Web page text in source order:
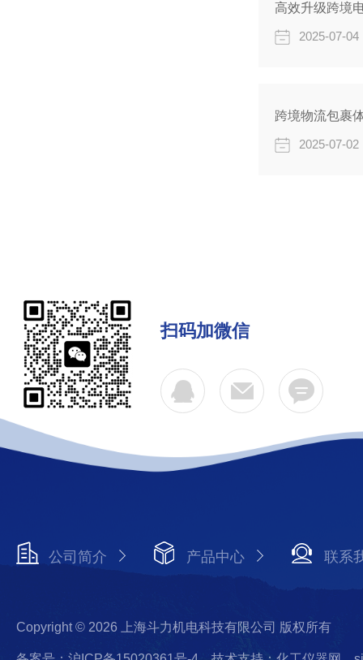
高效升级跨境
2025-07-04
2025-07-02
扫码加微信
公司简介 产品中心 联系
Copyright © 2026 上海斗力机电科技有限公司 版权所有